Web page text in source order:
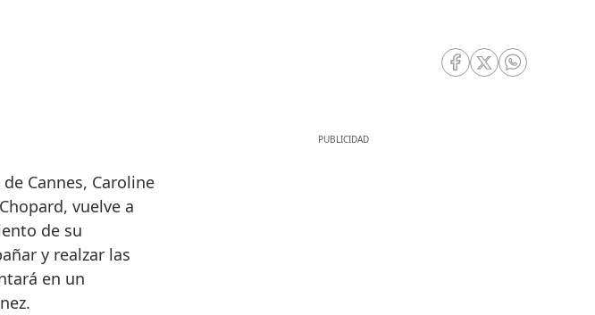
RRSS Facebook
RRSS Twitter
RRSS
vuelve a
de su
y realzar las
en un